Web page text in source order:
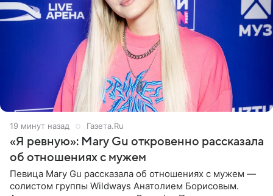
20 минут назад Газета.Ru
«Я ревную»: Mary Gu откровенно рассказала
об отношениях с мужем
Певица Mary Gu рассказала об отношениях с мужем —
солистом группы Wildways Анатолием Борисовым.